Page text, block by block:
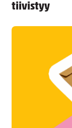
tiivistyy